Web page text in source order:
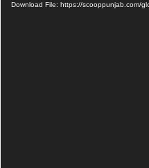
Player
Download File: https://scooppunjab.com/